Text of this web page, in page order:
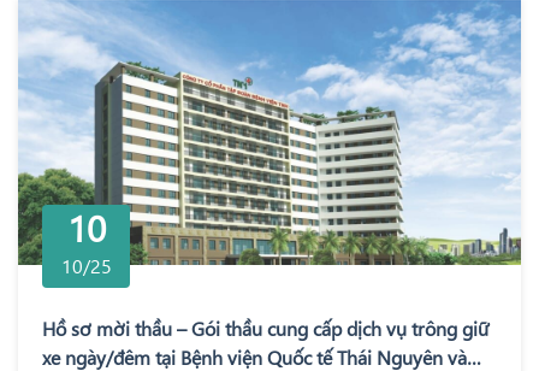
10
10/25
Hồ sơ mời thầu – Gói thầu cung cấp dịch vụ trông giữ
xe ngày/đêm tại Bệnh viện Quốc tế Thái Nguyên và